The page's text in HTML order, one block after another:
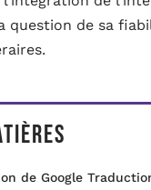
question de sa
de Google